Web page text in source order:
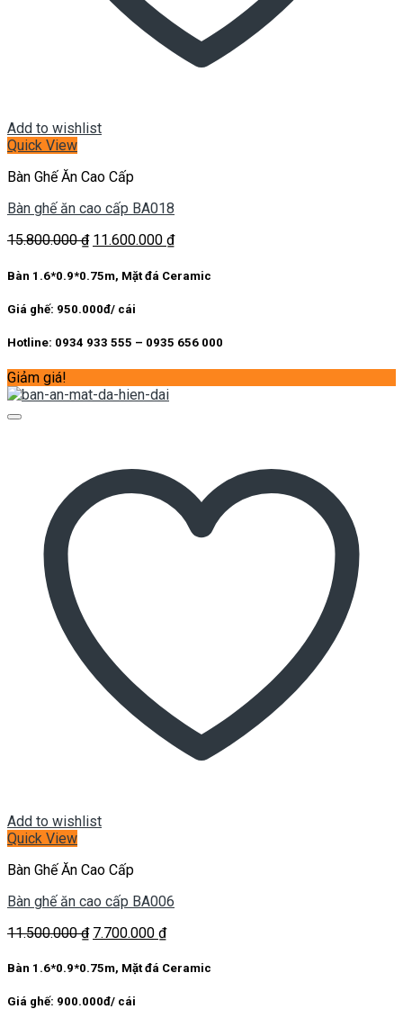
Add to wishlist
Quick View
Bàn Ghế Ăn Cao Cấp
Bàn ghế ăn cao cấp BA018
15.800.000₫ Giá
là:
11.600.000 ₫Giá
tại
Bàn 1.6*0.9*0.75m, Mặt đá Ceramic
Giá ghế: 950.000đ/ cái
Hotline: 0934 933 555 – 0935 656 000
Giảm giá!
Add to wishlist
Quick View
Bàn Ghế Ăn Cao Cấp
Bàn ghế ăn cao cấp BA006
11.500.000₫ Giá
là:
7.700.000 ₫Giá
tại
Bàn 1.6*0.9*0.75m, Mặt đá Ceramic
Giá ghế: 900.000đ/ cái